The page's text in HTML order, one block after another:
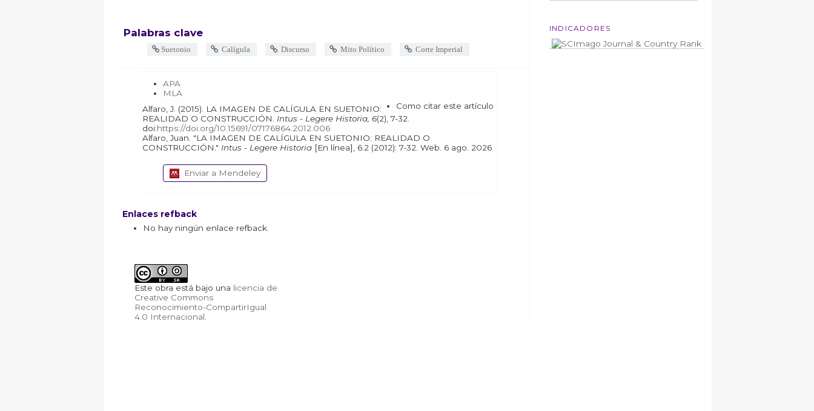
INDICADORES
Palabras clave
Suetonio Calígula Discurso Mito Político Corte Imperial
APA
MLA
Como citar este artículo
Alfaro, J. (2015). LA IMAGEN DE CALÍGULA EN SUETONIO:
REALIDAD O CONSTRUCCIÓN. Intus - Legere Historia, 6(2), 7-32.
doi:https://doi.org/10.15691/07176864.2012.006
Alfaro, Juan. "LA IMAGEN DE CALÍGULA EN SUETONIO: REALIDAD O
CONSTRUCCIÓN." Intus - Legere Historia [En línea], 6.2 (2012): 7-32. Web. 6 ago. 2026
Enviar a Mendeley
Enlaces refback
No hay ningún enlace refback.
Este obra está bajo una licencia de
Creative Commons
Reconocimiento-CompartirIgual
4.0 Internacional